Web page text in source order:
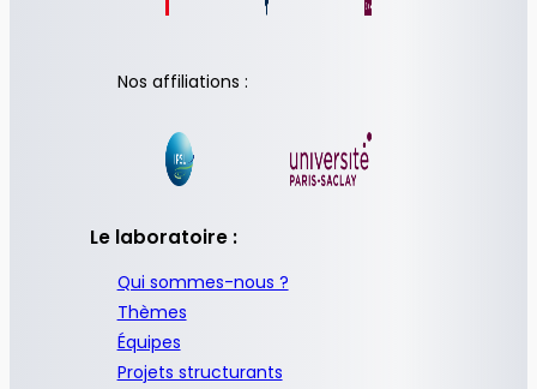
Nos affiliations :
Le laboratoire :
Qui sommes-nous ?
Thèmes
Équipes
Projets structurants